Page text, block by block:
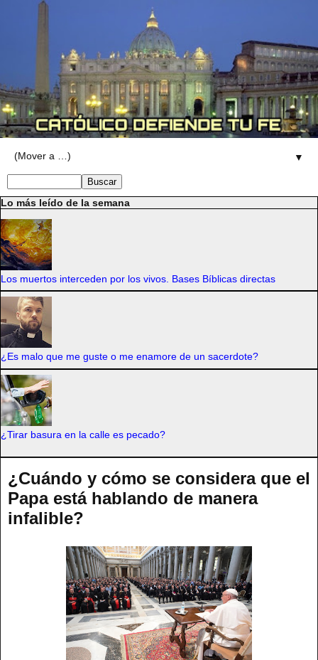
▼
Lo más leído de la semana
Los muertos interceden por los vivos. Bases Bíblicas directas
¿Es malo que me guste o me enamore de un sacerdote?
¿Tirar basura en la calle es pecado?
¿Cuándo y cómo se considera que el
Papa está hablando de manera
infalible?